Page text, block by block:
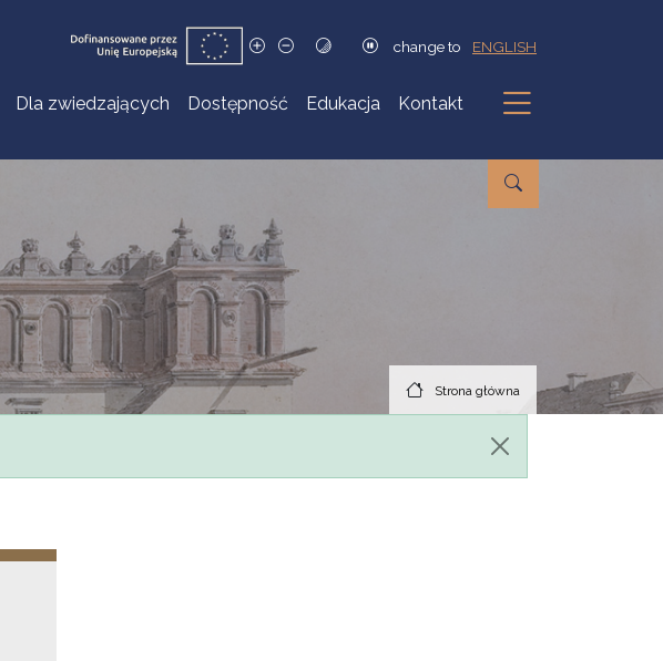
change to ENGLISH
Dla zwiedzających Dostępność Edukacja Kontakt
Podmenu
Strona główna